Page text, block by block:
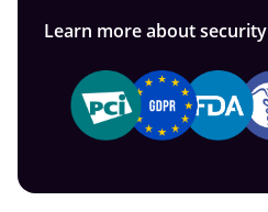
Learn more about security